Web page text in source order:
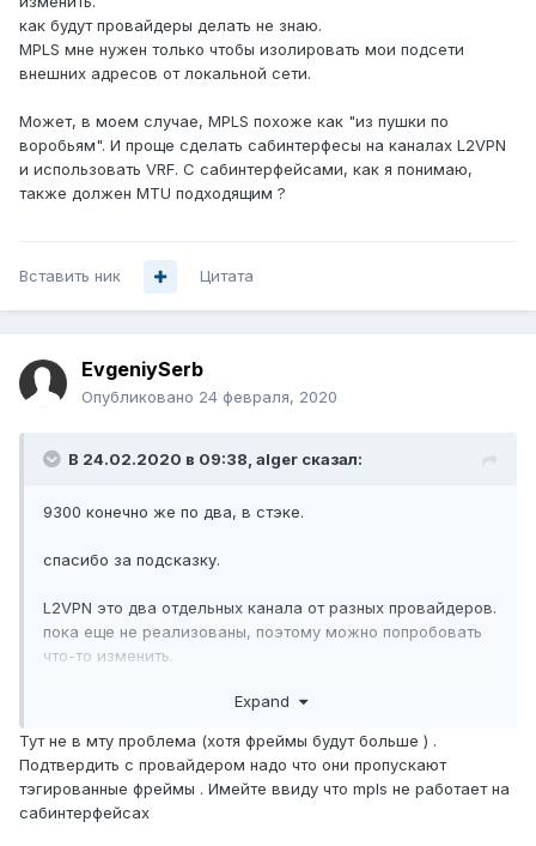
как будут провайдеры делать не знаю.
MPLS мне нужен только чтобы изолировать мои подсети
внешних адресов от локальной сети.
Может, в моем случае, MPLS похоже как "из пушки по
воробьям". И проще сделать сабинтерфесы на каналах L2VPN
и использовать VRF. С сабинтерфейсами, как я понимаю,
также должен MTU подходящим ?
Вставить ник Цитата
EvgeniySerb
Опубликовано 24 февраля, 2020
В 24.02.2020 в 09:38, alger сказал:
9300 конечно же по два, в стэке.
спасибо за подсказку.
L2VPN это два отдельных канала от разных провайдеров.
пока еще не реализованы, поэтому можно попробовать
что-то изменить.
MPLS мне нужен только чтобы изолировать мои подсети
Может, в моем случае, MPLS похоже как "из пушки по
воробьям". И проще сделать сабинтерфесы на
каналах L2VPN и использовать VRF. С сабинтерфейсами,
Expand
Тут не в мту проблема (хотя фреймы будут больше ) .
Подтвердить с провайдером надо что они пропускают
тэгированные фреймы . Имейте ввиду что mpls не работает на
сабинтерфейсах